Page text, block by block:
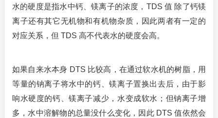
水的硬度是指水中钙、镁离子的浓度，TDS 值 除了钙镁
离子还有其它无机物和有机物杂质，因此两者有一定的
对应关系，但 TDS 高不代表水的硬度会高。
如果自来水本身 DTS 比较高，在通过软水机的树脂，用
等量的钠离子将水中的钙、镁离子置换出去后，由于影
响水硬度的钙、镁离子减少，水变成软水；但钠离子增
多，水中溶解物的总量没什么变化，因此 DTS 值依然会